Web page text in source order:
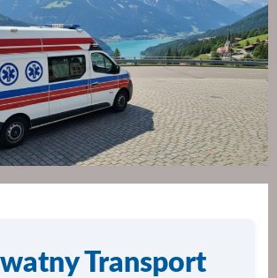
Transport